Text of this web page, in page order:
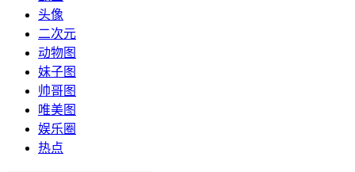
头像
二次元
动物图
妹子图
帅哥图
唯美图
娱乐圈
热点